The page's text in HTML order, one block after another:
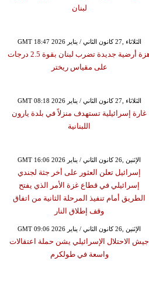
لبنان
GMT 18:47 2026 الثلاثاء ,27 كانون الثاني / يناير
هزة أرضية جديدة تضرب لبنان بقوة 2.5 درجات
على مقياس ريختر
GMT 08:18 2026 الثلاثاء ,27 كانون الثاني / يناير
غارة إسرائيلية تستهدف منزلاً في بلدة يارون
اللبنانية
GMT 16:06 2026 الإثنين ,26 كانون الثاني / يناير
إسرائيل تعلن العثور على أخر جثة لجندي
إسرائيلي في قطاع غزة الأمر الذي يفتح
الطريق أمام تنفيذ المرحلة الثانية من اتفاق
وقف إطلاق النار
GMT 09:06 2026 الإثنين ,26 كانون الثاني / يناير
جيش الاحتلال الإسرائيلي يشن حملة اعتقالات
واسعة في طولكرم